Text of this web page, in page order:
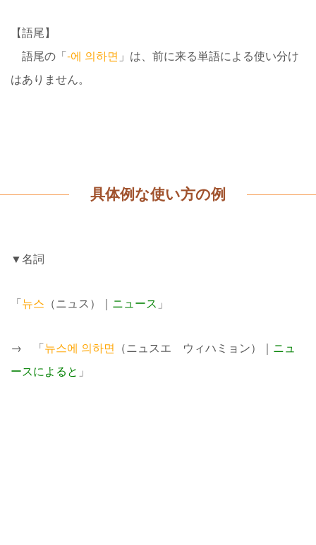
【語尾】
語尾の「-에 의하면 」は、前に来る単語による使い分け
はありません。
具体例な使い方の例
▼名詞
「뉴스 （ニュス）｜ ニュース 」
→ 「뉴스에 의하면 （ニュスエ ウィハミョン）｜ ニュ
ースによると 」